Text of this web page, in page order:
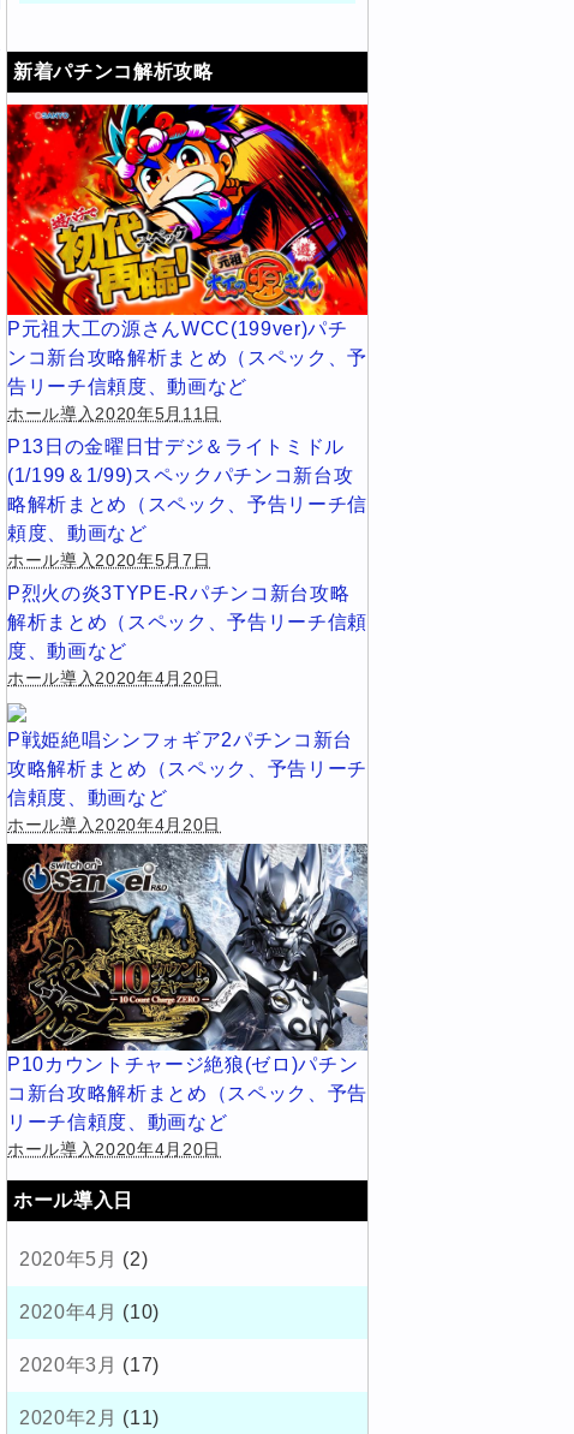
新着パチンコ解析攻略
P元祖大工の源さんWCC(199ver)パチ
ンコ新台攻略解析まとめ（スペック、予
告リーチ信頼度、動画など
ホール導入2020年5月11日
P13日の金曜日甘デジ＆ライトミドル
(1/199＆1/99)スペックパチンコ新台攻
略解析まとめ（スペック、予告リーチ信
頼度、動画など
ホール導入2020年5月7日
P烈火の炎3TYPE-Rパチンコ新台攻略
解析まとめ（スペック、予告リーチ信頼
度、動画など
ホール導入2020年4月20日
P戦姫絶唱シンフォギア2パチンコ新台
攻略解析まとめ（スペック、予告リーチ
信頼度、動画など
ホール導入2020年4月20日
P10カウントチャージ絶狼(ゼロ)パチン
コ新台攻略解析まとめ（スペック、予告
リーチ信頼度、動画など
ホール導入2020年4月20日
ホール導入日
2020年5月 (2)
2020年4月 (10)
2020年3月 (17)
2020年2月 (11)